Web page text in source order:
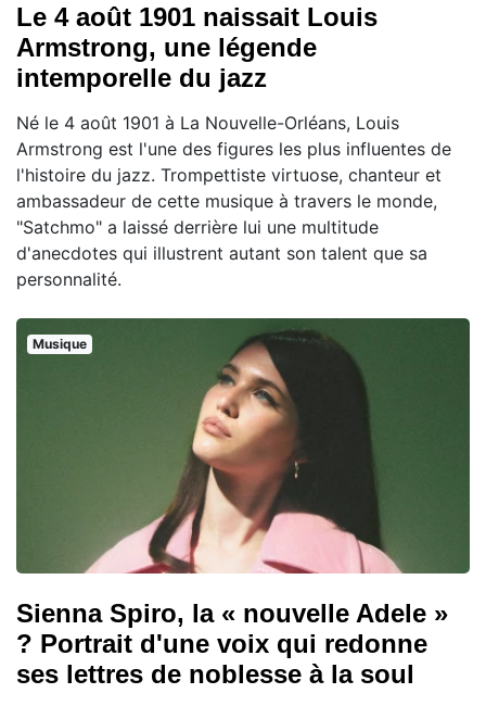
Le 4 août 1901 naissait Louis
Armstrong, une légende
intemporelle du jazz
Né le 4 août 1901 à La Nouvelle-Orléans, Louis
Armstrong est l'une des figures les plus influentes de
l'histoire du jazz. Trompettiste virtuose, chanteur et
ambassadeur de cette musique à travers le monde,
"Satchmo" a laissé derrière lui une multitude
d'anecdotes qui illustrent autant son talent que sa
personnalité.
Musique
Sienna Spiro, la « nouvelle Adele »
? Portrait d'une voix qui redonne
ses lettres de noblesse à la soul